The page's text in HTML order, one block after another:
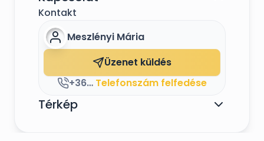
Kontakt
Meszlényi Mária
Üzenet küldés
+36306289623 Telefonszám felfedése
Térkép